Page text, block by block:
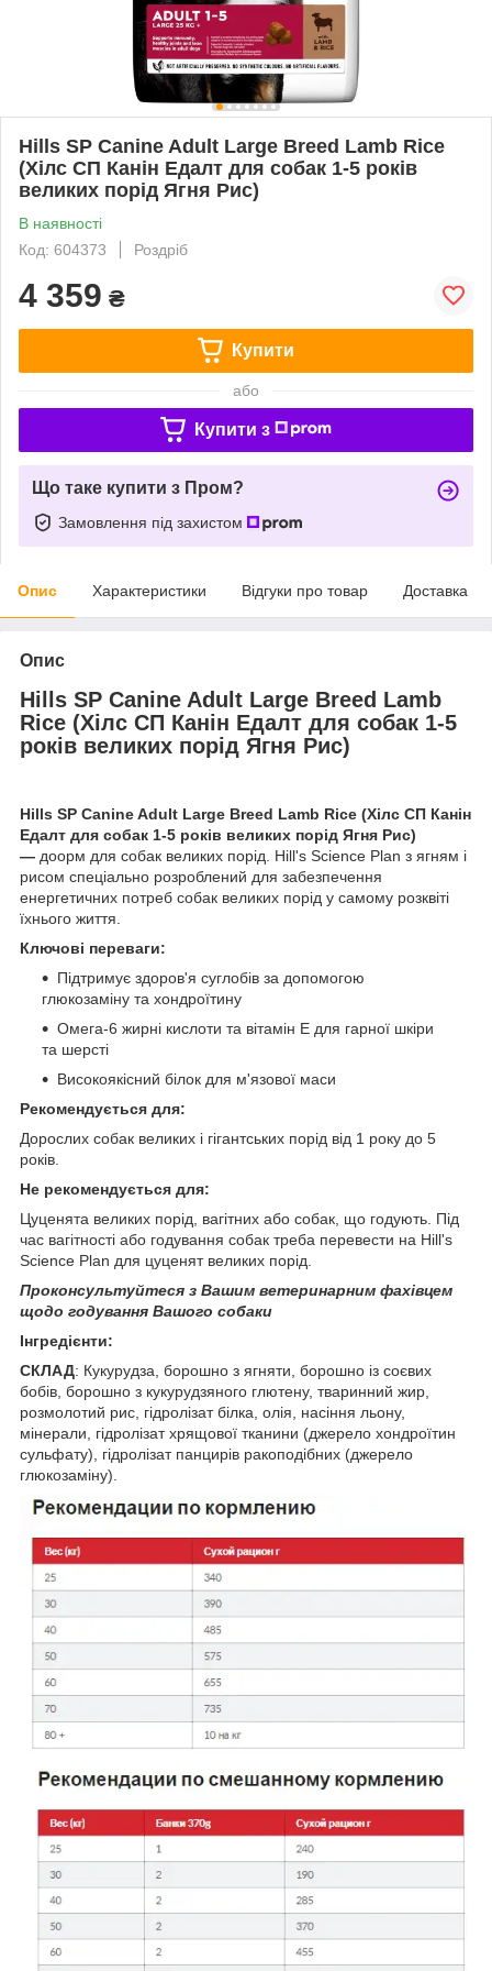
Hills SP Canine Adult Large Breed Lamb Rice
(Хілс СП Канін Едалт для собак 1-5 років
великих порід Ягня Рис)
В наявності
Код: 604373
Роздріб
4 359 ₴
Купити
або
Купити з
Що таке купити з Пром?
Замовлення під захистом
Опис Характеристики Відгуки про товар Доставка
Опис
Hills SP Canine Adult Large Breed Lamb
Rice (Хілс СП Канін Едалт для собак 1-5
років великих порід Ягня Рис)
Hills SP Canine Adult Large Breed Lamb Rice (Хілс СП Канін
Едалт для собак 1-5 років великих порід Ягня Рис)
— доорм для собак великих порід. Hill's Science Plan з ягням і
рисом спеціально розроблений для забезпечення
енергетичних потреб собак великих порід у самому розквіті
їхнього життя.
Ключові переваги:
Підтримує здоров'я суглобів за допомогою
глюкозаміну та хондроїтину
Омега-6 жирні кислоти та вітамін Е для гарної шкіри
та шерсті
Високоякісний білок для м'язової маси
Рекомендується для:
Дорослих собак великих і гігантських порід від 1 року до 5
років.
Не рекомендується для:
Цуценята великих порід, вагітних або собак, що годують. Під
час вагітності або годування собак треба перевести на Hill's
Science Plan для цуценят великих порід.
Проконсультуйтеся з Вашим ветеринарним фахівцем
щодо годування Вашого собаки
Інгредієнти:
СКЛАД: Кукурудза, борошно з ягняти, борошно із соєвих
бобів, борошно з кукурудзяного глютену, тваринний жир,
розмолотий рис, гідролізат білка, олія, насіння льону,
мінерали, гідролізат хрящової тканини (джерело хондроїтин
сульфату), гідролізат панцирів ракоподібних (джерело
глюкозаміну).